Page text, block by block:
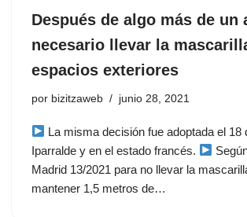
Después de algo más de un
necesario llevar la
espacios exteriores
por bizitzaweb junio 28, 2021
La misma decisión fue adoptada el 18
Iparralde y en el estado francés.
Madrid 13/2021 para no llevar la
mantener 1,5 metros de…